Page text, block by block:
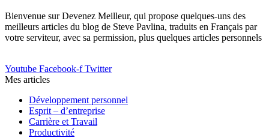
Bienvenue sur Devenez Meilleur, qui propose quelques-uns des
meilleurs articles du blog de Steve Pavlina, traduits en Français par
votre serviteur, avec sa permission, plus quelques articles personnels
Youtube Facebook-f Twitter
Mes articles
Développement personnel
Esprit – d’entreprise
Carrière et Travail
Productivité